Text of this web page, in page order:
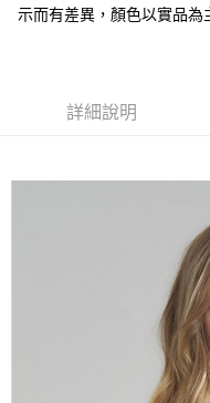
全盈+PAY
【大哥付你分期使用說明】
1.本服務由台灣大哥大提供，
成交易。
4.訂單成立30分鐘內，如未前
消。如遇「轉專審核」未通過
1.分期款項不併入電信帳單，
2.透過簡訊連結打開帳單後，
帳／街口支付／iPASS
AFTEE先享後付
１．簡單：不需註冊會員、不
２．便利：只要手機號碼，簡
３．安心：先確認商品／服務
【「AFTEE先享後付」結帳流
１．於結帳方式選擇「AFTEE
結帳頁面，進行簡訊認證並確
２．訂單成立數日內，您將收
３．收到繳費通知簡訊後14天
每筆NT$120，滿
每筆NT$120，滿
示而有差異，顏色以實品為
詳細說明